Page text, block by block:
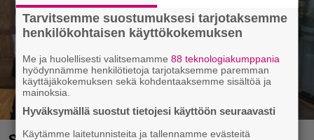
Tarvitsemme suostumuksesi tarjotaksemme
henkilökohtaisen käyttökokemuksen
Me ja huolellisesti valitsemamme88 teknologiakumppania
hyödynnämme henkilötietoja tarjotaksemme paremman
käyttäjäkokemuksen sekä kohdentaaksemme sisältöä ja
mainoksia.
Hyväksymällä suostut tietojesi käyttöön seuraavasti
Käytämme laitetunnisteita ja tallennamme evästeitä